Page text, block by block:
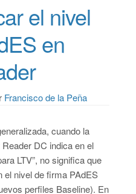
el nivel
en
Francisco de la Peña
cuando la
DC indica en el
LTV”, no significa que
el nivel de firma PAdES
perfiles Baseline). En